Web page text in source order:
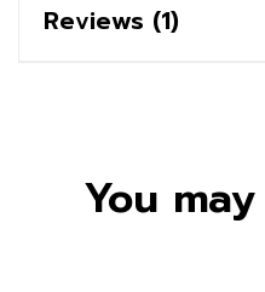
Reviews (1)
You